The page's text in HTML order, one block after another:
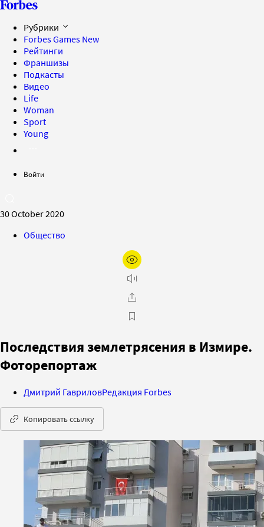
Рубрики
Forbes Games New
Рейтинги
Франшизы
Подкасты
Видео
Life
Woman
Sport
Young
Войти
30 October 2020
Общество
Последствия землетрясения в Измире.
Фоторепортаж
Дмитрий ГавриловРедакция Forbes
Копировать ссылку